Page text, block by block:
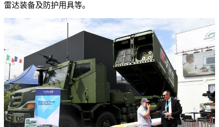
雷达装备及防护用具等。